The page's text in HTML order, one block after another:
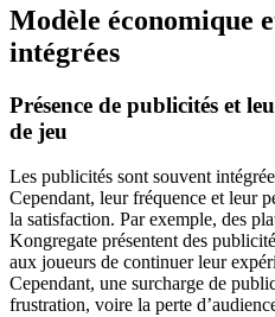
Modèle économique
intégrées
Présence de publicités et
de jeu
Les publicités sont souvent
Cependant, leur fréquence et leur
la satisfaction. Par exemple, des
Kongregate présentent des
aux joueurs de continuer leur
Cependant, une surcharge de
frustration, voire la perte